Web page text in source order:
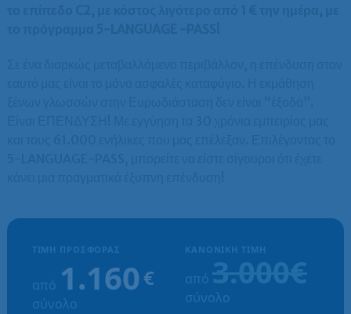
ΤΙΜΉ ΠΡΟΣΦΟΡΆΣ
από 1.160 €
σύνολο
ΚΑΝΟΝΙΚΉ ΤΙΜΉ
από 3.000€
σύνολο